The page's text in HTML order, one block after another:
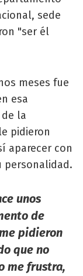
sede
"ser él
meses fue
esa
la
pidieron
aparecer con
personalidad.
unos
de
pidieron
que no
me frustra,